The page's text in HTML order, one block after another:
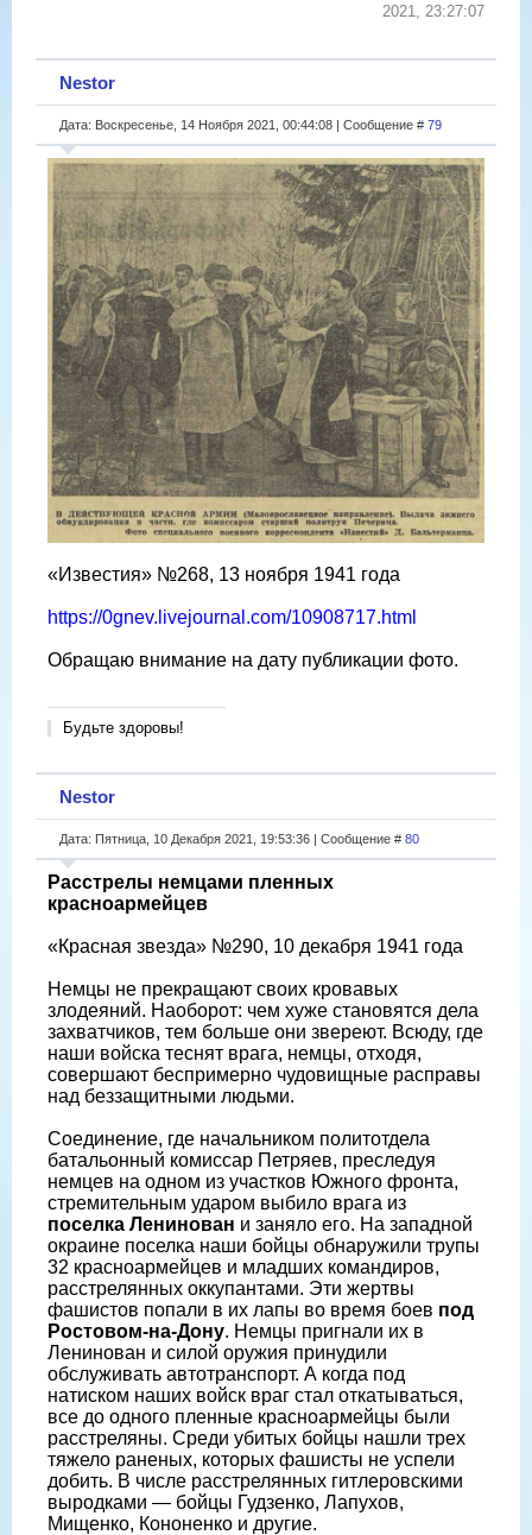
2021, 23:27:07
Nestor
Дата: Воскресенье, 14 Ноября 2021, 00:44:08 | Сообщение # 79
«Известия» №268, 13 ноября 1941 года
https://0gnev.livejournal.com/10908717.html
Обращаю внимание на дату публикации фото.
Будьте здоровы!
Nestor
Дата: Пятница, 10 Декабря 2021, 19:53:36 | Сообщение # 80
Расстрелы немцами пленных
красноармейцев
«Красная звезда» №290, 10 декабря 1941 года
Немцы не прекращают своих кровавых
злодеяний. Наоборот: чем хуже становятся дела
захватчиков, тем больше они звереют. Всюду, где
наши войска теснят врага, немцы, отходя,
совершают беспримерно чудовищные расправы
над беззащитными людьми.
Соединение, где начальником политотдела
батальонный комиссар Петряев, преследуя
немцев на одном из участков Южного фронта,
стремительным ударом выбило врага из
поселка Ленинован и заняло его. На западной
окраине поселка наши бойцы обнаружили трупы
32 красноармейцев и младших командиров,
расстрелянных оккупантами. Эти жертвы
фашистов попали в их лапы во время боев под
Ростовом-на-Дону. Немцы пригнали их в
Ленинован и силой оружия принудили
обслуживать автотранспорт. А когда под
натиском наших войск враг стал откатываться,
все до одного пленные красноармейцы были
расстреляны. Среди убитых бойцы нашли трех
тяжело раненых, которых фашисты не успели
добить. В числе расстрелянных гитлеровскими
выродками — бойцы Гудзенко, Лапухов,
Мищенко, Кононенко и другие.